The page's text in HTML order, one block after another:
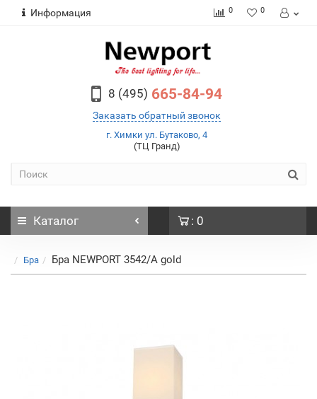
Информация 0 0
8 (495) 665-84-94
Заказать обратный звонок
г. Химки ул. Бутаково, 4
(ТЦ Гранд)
Каталог : 0
Бра Бра NEWPORT 3542/A gold